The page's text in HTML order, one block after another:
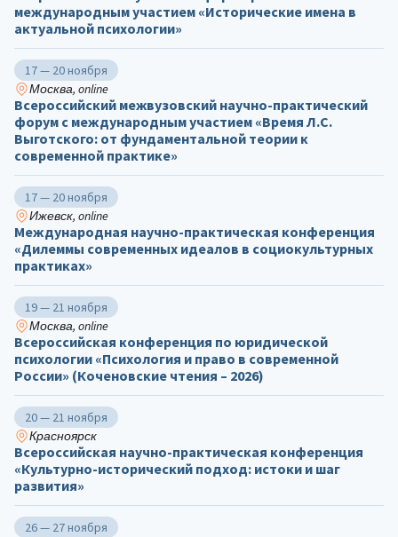
международным участием «Исторические имена в
актуальной психологии»
17 — 20 ноября
Москва, online
Всероссийский межвузовский научно-практический
форум с международным участием «Время Л.С.
Выготского: от фундаментальной теории к
современной практике»
17 — 20 ноября
Ижевск, online
Международная научно-практическая конференция
«Дилеммы современных идеалов в социокультурных
практиках»
19 — 21 ноября
Москва, online
Всероссийская конференция по юридической
психологии «Психология и право в современной
России» (Коченовские чтения – 2026)
20 — 21 ноября
Красноярск
Всероссийская научно-практическая конференция
«Культурно-исторический подход: истоки и шаг
развития»
26 — 27 ноября